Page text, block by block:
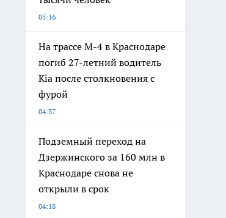
05:16
На трассе М-4 в Краснодаре
погиб 27-летний водитель
Kia после столкновения с
фурой
04:37
Подземный переход на
Дзержинского за 160 млн в
Краснодаре снова не
открыли в срок
04:18